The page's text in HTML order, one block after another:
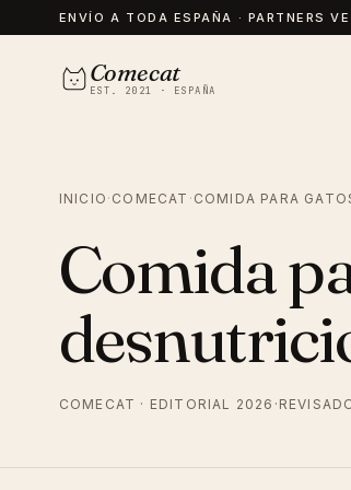
ENVÍO A TODA ESPAÑA · PARTNERS
Comecat
EST. 2021 · ESPAÑA
INICIO · COMECAT · COMIDA PARA
Comida
COMECAT · EDITORIAL 2026 ·